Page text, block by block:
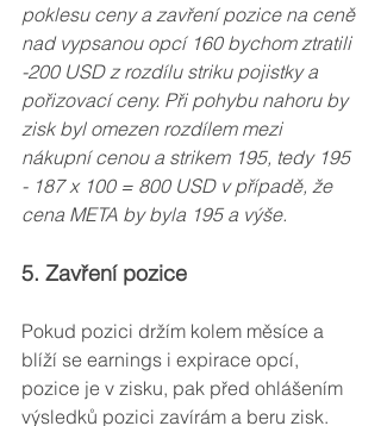
poklesu ceny a zavření pozice na ceně
nad vypsanou opcí 160 bychom ztratili
-200 USD z rozdílu striku pojistky a
pořizovací ceny. Při pohybu nahoru by
zisk byl omezen rozdílem mezi
nákupní cenou a strikem 195, tedy 195
- 187 x 100 = 800 USD v případě, že
cena META by byla 195 a výše.
5. Zavření pozice
Pokud pozici držím kolem měsíce a
blíží se earnings i expirace opcí,
pozice je v zisku, pak před ohlášením
výsledků pozici zavírám a beru zisk.